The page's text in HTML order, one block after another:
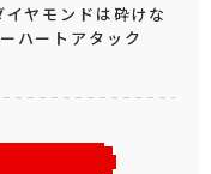
イヤモンドは砕けな
ハートアタック